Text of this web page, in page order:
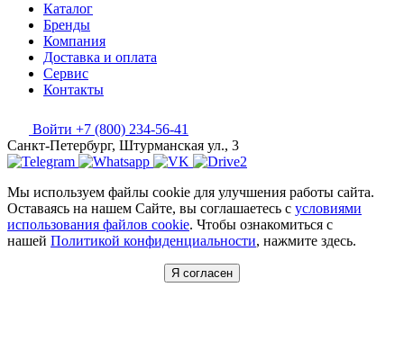
Каталог
Бренды
Компания
Доставка и оплата
Сервис
Контакты
Войти +7 (800) 234-56-41
Санкт-Петербург, Штурманская ул., 3
Мы используем файлы cookie для улучшения работы сайта.
Оставаясь на нашем Сайте, вы соглашаетесь с условиями
использования файлов cookie. Чтобы ознакомиться с
нашей Политикой конфиденциальности, нажмите здесь.
Я согласен